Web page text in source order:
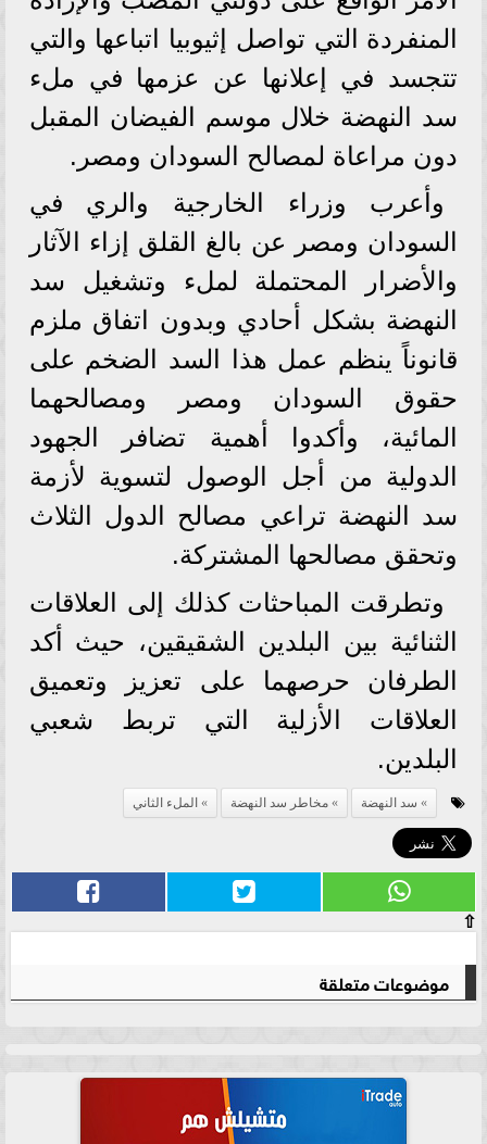
المنفردة التي تواصل إثيوبيا اتباعها والتي
تتجسد في إعلانها عن عزمها في ملء
سد النهضة خلال موسم الفيضان المقبل
دون مراعاة لمصالح السودان ومصر.
وأعرب وزراء الخارجية والري في
السودان ومصر عن بالغ القلق إزاء الآثار
والأضرار المحتملة لملء وتشغيل سد
النهضة بشكل أحادي وبدون اتفاق ملزم
قانوناً ينظم عمل هذا السد الضخم على
حقوق السودان ومصر ومصالحهما
المائية، وأكدوا أهمية تضافر الجهود
الدولية من أجل الوصول لتسوية لأزمة
سد النهضة تراعي مصالح الدول الثلاث
وتحقق مصالحها المشتركة.
وتطرقت المباحثات كذلك إلى العلاقات
الثنائية بين البلدين الشقيقين، حيث أكد
الطرفان حرصهما على تعزيز وتعميق
العلاقات الأزلية التي تربط شعبي
البلدين.
سد النهضة مخاطر سد النهضة الملء الثاني
⇧
موضوعات متعلقة